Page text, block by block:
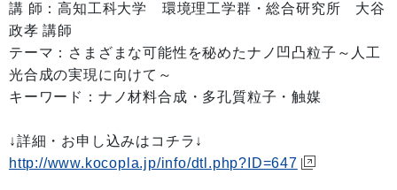
講 師：高知工科大学 環境理工学群・総合研究所 大谷
政孝 講師
テーマ：さまざまな可能性を秘めたナノ凹凸粒子～人工
光合成の実現に向けて～
キーワード：ナノ材料合成・多孔質粒子・触媒
↓詳細・お申し込みはコチラ↓
http://www.kocopla.jp/info/dtl.php?ID=647